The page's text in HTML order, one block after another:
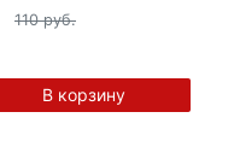
110 руб.
В корзину